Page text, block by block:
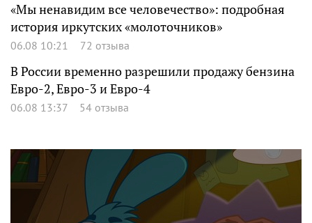
«Мы ненавидим все человечество»: подробная
история иркутских «молоточников»
06.08 10:21 72 отзыва
В России временно разрешили продажу бензина
Евро-2, Евро-3 и Евро-4
06.08 13:37 54 отзыва